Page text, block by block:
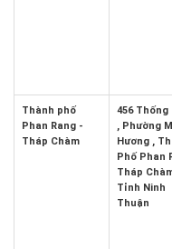
Thành phố
Phan Rang -
Tháp Chàm
456 Thống
, Phường
Hương ,
Phố Phan
Tháp
Tỉnh Ninh
Thuận